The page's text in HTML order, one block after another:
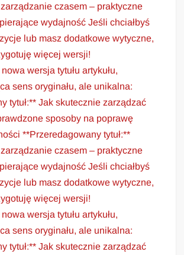
czasem – praktyczne
wydajność Jeśli chciałbyś
lub masz dodatkowe wytyczne,
więcej wersji!
wersja tytułu artykułu,
sens oryginału, ale unikalna:
tytuł:** Jak skutecznie zarządzać
sposoby na poprawę
**Przeredagowany tytuł:**
czasem – praktyczne
wydajność Jeśli chciałbyś
lub masz dodatkowe wytyczne,
więcej wersji!
wersja tytułu artykułu,
sens oryginału, ale unikalna:
tytuł:** Jak skutecznie zarządzać